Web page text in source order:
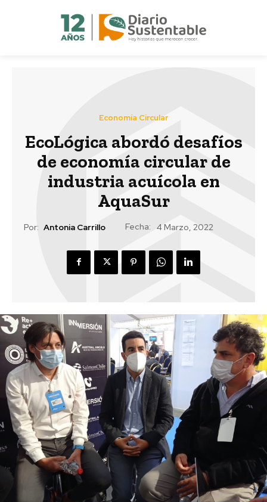
Economía Circular
EcoLógica abordó desafíos
de economía circular de
industria acuícola en
AquaSur
Por: Antonia Carrillo Fecha: 4 Marzo, 2022